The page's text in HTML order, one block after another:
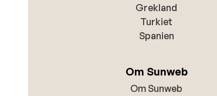
Grekland
Turkiet
Spanien
Om Sunweb
Om Sunweb